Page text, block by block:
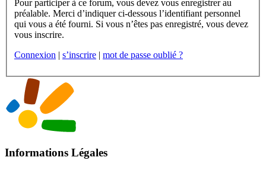
Pour participer à ce forum, vous devez vous enregistrer au
préalable. Merci d’indiquer ci-dessous l’identifiant personnel
qui vous a été fourni. Si vous n’êtes pas enregistré, vous devez
vous inscrire.
Connexion | s’inscrire | mot de passe oublié ?
Informations Légales